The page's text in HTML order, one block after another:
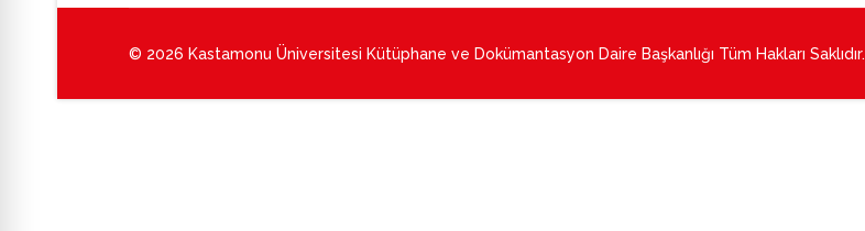
© 2026 Kastamonu Üniversitesi Kütüphane ve Dokümantasyon Daire Başkanlığı Tüm Hakları Saklıdır.